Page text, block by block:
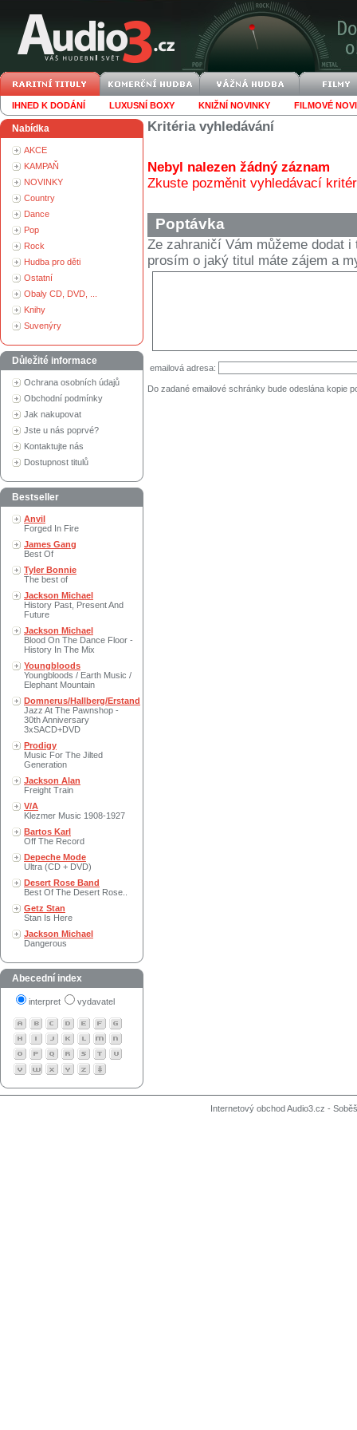
IHNED K DODÁNÍ LUXUSNÍ BOXY KNIŽNÍ NOVINKY FILMOVÉ
Nabídka
AKCE
KAMPAŇ
NOVINKY
Country
Dance
Pop
Rock
Hudba pro děti
Ostatní
Obaly CD, DVD, ...
Knihy
Suvenýry
Důležité informace
Ochrana osobních údajů
Obchodní podmínky
Jak nakupovat
Jste u nás poprvé?
Kontaktujte nás
Dostupnost titulů
Bestseller
Anvil
Forged In Fire
James Gang
Best Of
Tyler Bonnie
The best of
Jackson Michael
History Past, Present And
Future
Jackson Michael
Blood On The Dance Floor -
History In The Mix
Youngbloods
Youngbloods / Earth Music /
Elephant Mountain
Domnerus/Hallberg/Erstand
Jazz At The Pawnshop -
30th Anniversary
3xSACD+DVD
Prodigy
Music For The Jilted
Generation
Jackson Alan
Freight Train
V/A
Klezmer Music 1908-1927
Bartos Karl
Off The Record
Depeche Mode
Ultra (CD + DVD)
Desert Rose Band
Best Of The Desert Rose..
Getz Stan
Stan Is Here
Jackson Michael
Dangerous
Abecední index
interpret vydavatel
Kritéria vyhledávání
Nebyl nalezen žádný záznam
Zkuste pozměnit vyhledávací
Poptávka
Ze zahraničí Vám můžeme dodat
prosím o jaký titul máte zájem a
emailová adresa:
Do zadané emailové schránky bude odeslána kopie
Internetový obchod Audio3.cz -